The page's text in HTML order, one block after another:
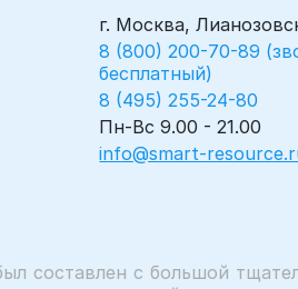
г. Москва,
8 (800) 200-70-89
бесплатный)
8 (495) 255-24-80
Пн-Вс 9.00 - 21.00
info@smart-
составлен с большой